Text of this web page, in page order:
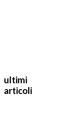
ultimi
articoli